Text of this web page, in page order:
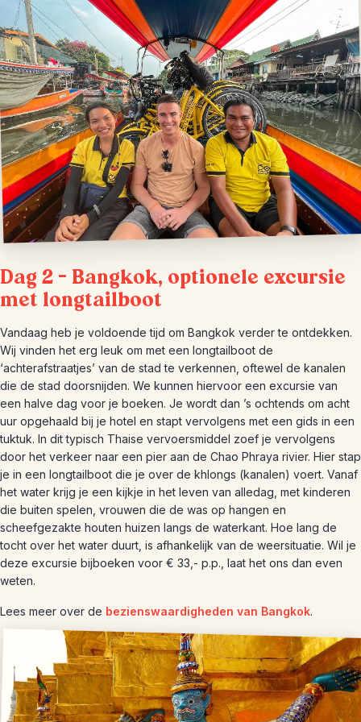
Dag 2 – Bangkok, optionele excursie
met longtailboot
Vandaag heb je voldoende tijd om Bangkok verder te ontdekken.
Wij vinden het erg leuk om met een longtailboot de
‘achterafstraatjes’ van de stad te verkennen, oftewel de kanalen
die de stad doorsnijden. We kunnen hiervoor een excursie van
een halve dag voor je boeken. Je wordt dan ’s ochtends om acht
uur opgehaald bij je hotel en stapt vervolgens met een gids in een
tuktuk. In dit typisch Thaise vervoersmiddel zoef je vervolgens
door het verkeer naar een pier aan de Chao Phraya rivier. Hier stap
je in een longtailboot die je over de khlongs (kanalen) voert. Vanaf
het water krijg je een kijkje in het leven van alledag, met kinderen
die buiten spelen, vrouwen die de was op hangen en
scheefgezakte houten huizen langs de waterkant. Hoe lang de
tocht over het water duurt, is afhankelijk van de weersituatie. Wil je
deze excursie bijboeken voor € 33,- p.p., laat het ons dan even
weten.
Lees meer over de bezienswaardigheden van Bangkok.